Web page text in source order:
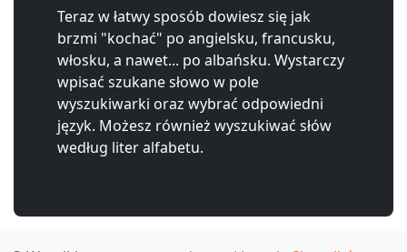
Teraz w łatwy sposób dowiesz się jak
brzmi "kochać" po angielsku, francusku,
włosku, a nawet... po albańsku. Wystarczy
wpisać szukane słowo w pole
wyszukiwarki oraz wybrać odpowiedni
język. Możesz również wyszukiwać słów
według liter alfabetu.